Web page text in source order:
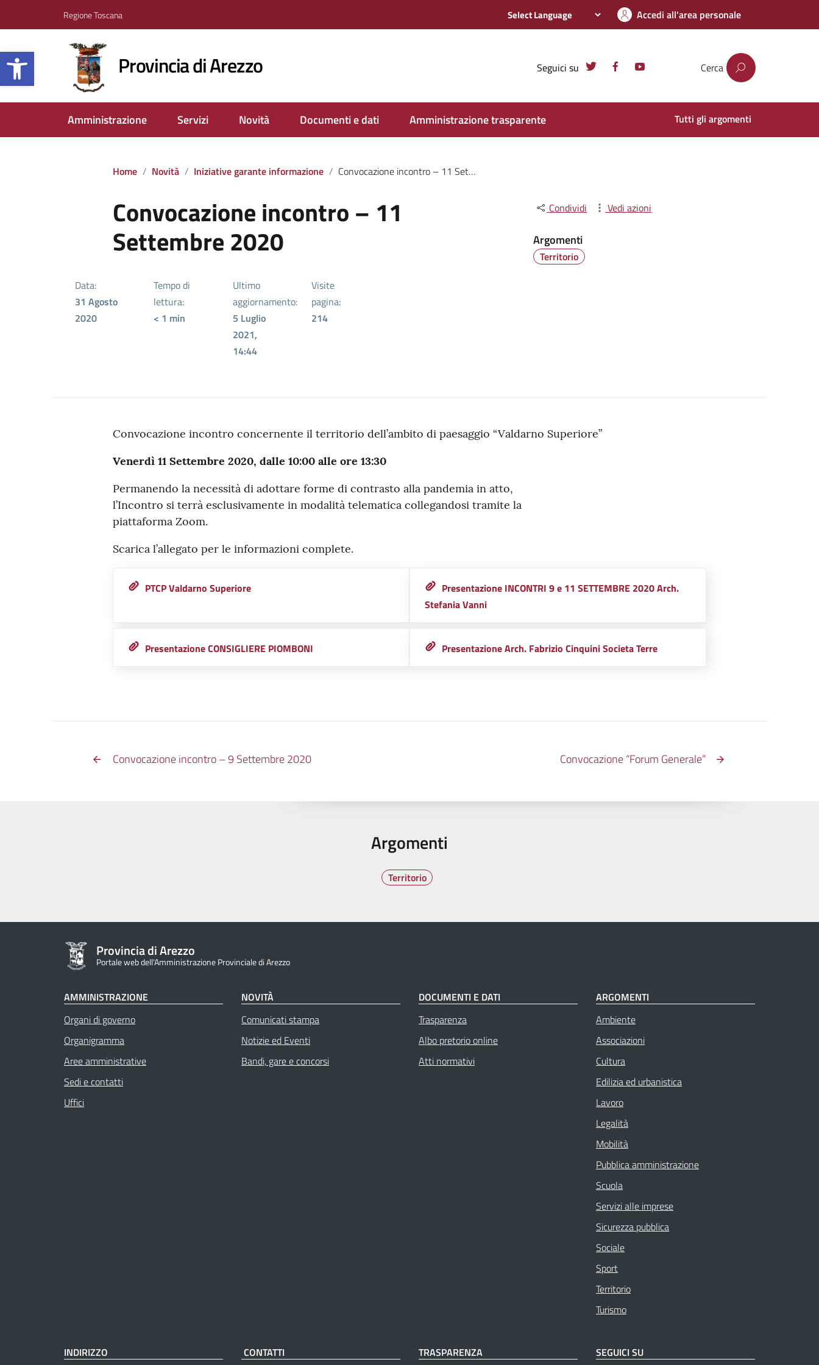
Apri la barra degli strumenti
Regione Toscana Accedi all'area personale
Provincia di Arezzo Seguici su Cerca
Amministrazione Servizi Novità Documenti e dati Amministrazione trasparente Tutti gli argomenti
Home Novità Iniziative garante informazione Convocazione incontro – 11 Settembre 2020
Convocazione incontro – 11
Settembre 2020
Condividi Vedi azioni
Argomenti
Territorio
Data:
31 Agosto
2020
Tempo di
lettura:
< 1 min
Ultimo
aggiornamento:
5 Luglio
2021,
14:44
Visite
pagina:
214
Convocazione incontro concernente il territorio dell’ambito di paesaggio “Valdarno Superiore”
Venerdì 11 Settembre 2020, dalle 10:00 alle ore 13:30
Permanendo la necessità di adottare forme di contrasto alla pandemia in atto,
l’Incontro si terrà esclusivamente in modalità telematica collegandosi tramite la
piattaforma Zoom.
Scarica l’allegato per le informazioni complete.
PTCP Valdarno Superiore
Presentazione INCONTRI 9 e 11 SETTEMBRE 2020 Arch.
Stefania Vanni
Presentazione CONSIGLIERE PIOMBONI Presentazione Arch. Fabrizio Cinquini Societa Terre
Convocazione incontro – 9 Settembre 2020 Convocazione “Forum Generale”
Argomenti
Territorio
Provincia di Arezzo
Portale web dell'Amministrazione Provinciale di Arezzo
AMMINISTRAZIONE
Organi di governo
Organigramma
Aree amministrative
Sedi e contatti
Uffici
NOVITÀ
Comunicati stampa
Notizie ed Eventi
Bandi, gare e concorsi
DOCUMENTI E DATI
Trasparenza
Albo pretorio online
Atti normativi
ARGOMENTI
Ambiente
Associazioni
Cultura
Edilizia ed urbanistica
Lavoro
Legalità
Mobilità
Pubblica amministrazione
Scuola
Servizi alle imprese
Sicurezza pubblica
Sociale
Sport
Territorio
Turismo
INDIRIZZO
CONTATTI
TRASPARENZA
SEGUICI SU